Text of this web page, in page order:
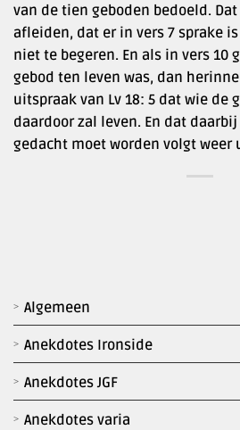
Algemeen
Anekdotes Ironside
Anekdotes JGF
Anekdotes varia
van de tien geboden bedoeld.
afleiden, dat er in vers 7 sprake
niet te begeren. En als in vers 10
gebod ten leven was, dan
uitspraak van Lv 18: 5 dat wie de
daardoor zal leven. En dat
gedacht moet worden volgt weer